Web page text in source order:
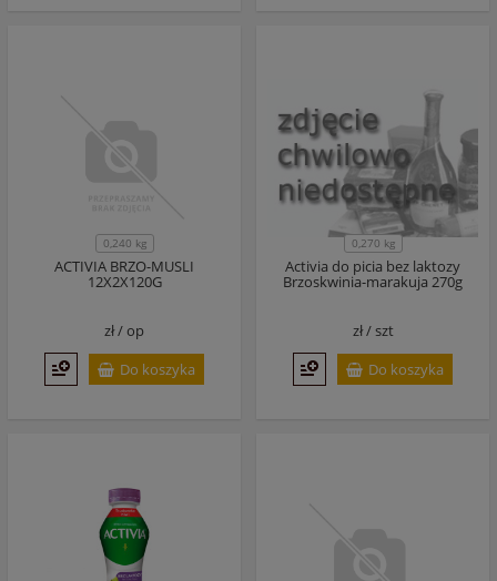
0,240 kg
ACTIVIA BRZO-MUSLI
12X2X120G
zł /op
Do koszyka
0,270 kg
Activia do picia bez laktozy
Brzoskwinia-marakuja 270g
zł /szt
Do koszyka